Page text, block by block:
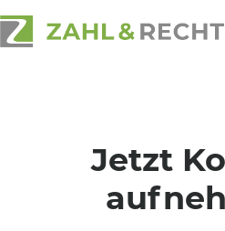
Schwerpunkte
Jetzt